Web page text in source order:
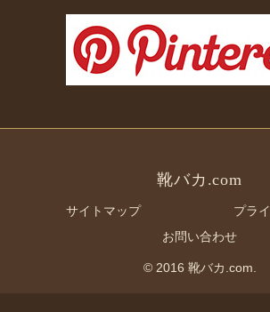
靴バカ.com
サイトマップ
プラ
お問い合わせ
© 2016 靴バカ.com.